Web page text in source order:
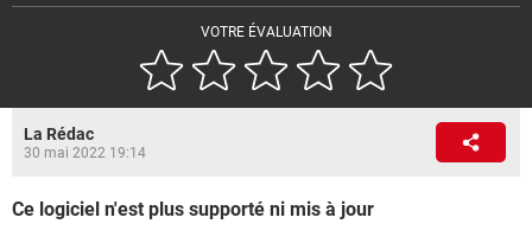
VOTRE ÉVALUATION
La Rédac
30 mai 2022 19:14
Ce logiciel n'est plus supporté ni mis à jour